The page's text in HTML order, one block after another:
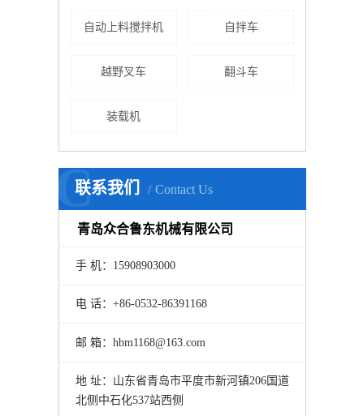
自动上料搅拌机 自拌车
越野叉车 翻斗车
装载机
联系我们 Contact Us
C
青岛众合鲁东机械有限公司
手 机：15908903000
电 话：+86-0532-86391168
邮 箱：hbm1168@163.com
地 址：山东省青岛市平度市新河镇206国道
北侧中石化537站西侧